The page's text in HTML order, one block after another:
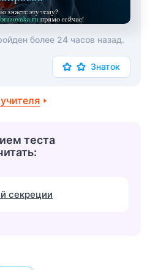
более 24 часов назад.
Знаток
теста
секреции